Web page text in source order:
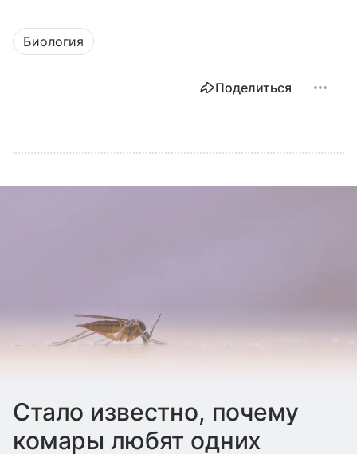
Биология
Поделиться
Стало известно, почему
комары любят одних